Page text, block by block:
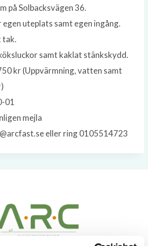
på Solbacksvägen 36.
egen uteplats samt egen ingång.
tak.
samt kaklat stänkskydd.
kr (Uppvärmning, vatten samt
01
mejla
eller ring 0105514723